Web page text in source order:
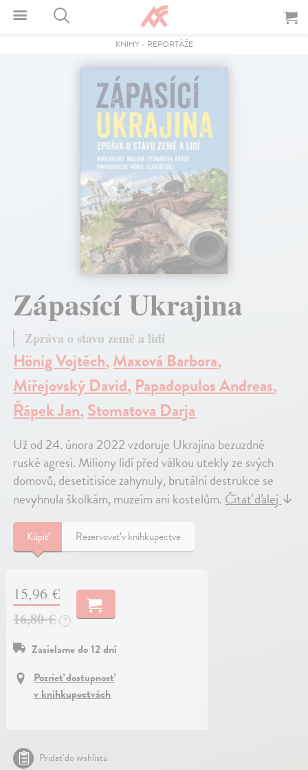
KNIHY- REPORTÁŽE
Zápasící Ukrajina
Zpráva o stavu země a lidí
Hönig Vojtěch,Maxová Barbora,
Miřejovský David,Papadopulos Andreas,
Řápek Jan,Stomatova Darja
Už od 24. února 2022 vzdoruje Ukrajina bezuzdné
ruské agresi. Miliony lidí před válkou utekly ze svých
domovů, desetitisíce zahynuly, brutální destrukce se
nevyhnula školkám, muzeím ani kostelům.Čítať ďalej↓
Kúpiť Rezervovať v kníhkupectve
15,96 €
16,80 €
?
Zasielame do 12 dní
Pozrieť dostupnosť
v kníhkupectvách
Pridať do wishlistu